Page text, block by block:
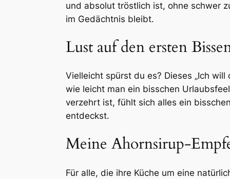
und absolut tröstlich ist, ohne schwer
im Gedächtnis bleibt.
Lust auf den ersten
Vielleicht spürst du es? Dieses „Ich
wie leicht man ein bisschen
verzehrt ist, fühlt sich alles ein
entdeckst.
Meine Ahornsirup-
Für alle, die ihre Küche um eine